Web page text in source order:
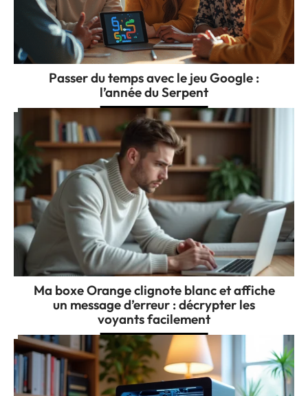
Passer du temps avec le jeu Google :
l’année du Serpent
Ma boxe Orange clignote blanc et affiche
un message d’erreur : décrypter les
voyants facilement